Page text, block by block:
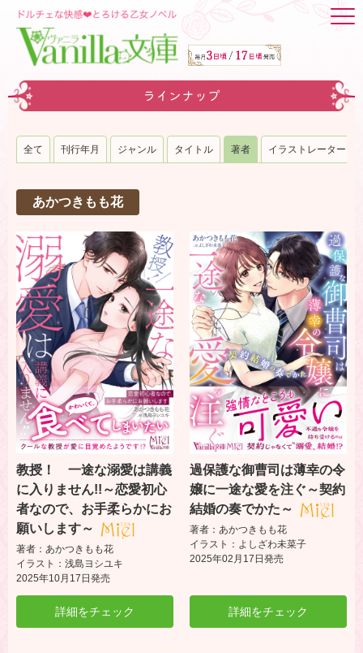
ラインナップ
全て 刊行年月 ジャンル タイトル 著者 イラストレーター
あかつきもも花
教授！ 一途な溺愛は講義
に入りません!!～恋愛初心
者なので、お手柔らかにお
願いします～
著者：あかつきもも花
イラスト：浅島ヨシユキ
2025年10月17日発売
詳細をチェック
過保護な御曹司は薄幸の令
嬢に一途な愛を注ぐ～契約
結婚の奏でかた～
著者：あかつきもも花
イラスト：よしざわ未菜子
2025年02月17日発売
詳細をチェック